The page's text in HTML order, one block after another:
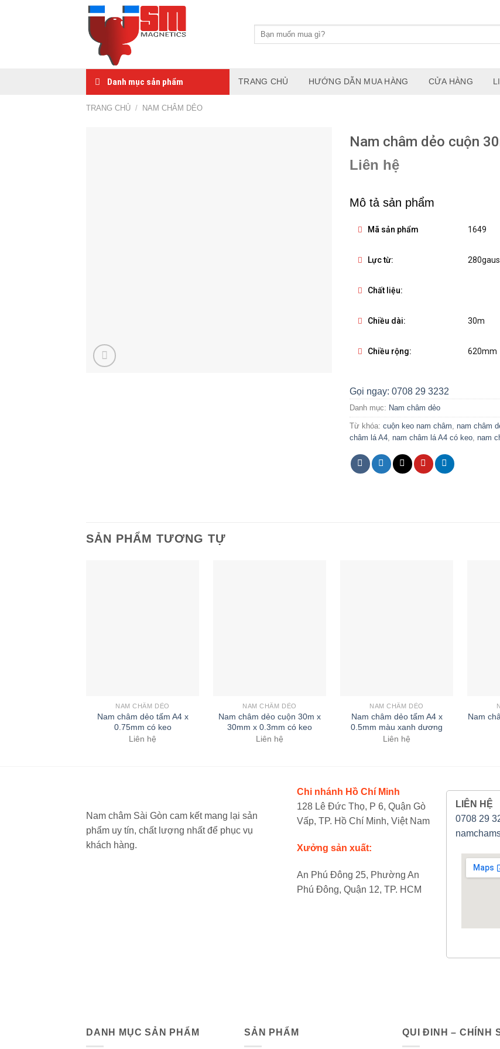
Danh mục sản phẩm TRANG CHỦ HƯỚNG DẪN MUA HÀNG CỬA HÀNG
TRANG CHỦ / NAM CHÂM DẺO
Nam châm dẻo cuộn
Liên hệ
Mô tả sản phẩm
Mã sản phẩm 1649
Lực từ:
Chất liệu:
Chiều dài: 30m
Chiều rộng: 620mm
Gọi ngay: 0708 29 3232
Danh mục: Nam châm dẻo
Từ khóa: cuộn keo nam châm, nam châm
châm lá A4, nam châm lá A4 có keo, nam
SẢN PHẨM TƯƠNG TỰ
NAM CHÂM DẺO
Nam châm dẻo tấm A4 x
0.75mm có keo
Liên hệ
NAM CHÂM DẺO
Nam châm dẻo cuộn 30m x
30mm x 0.3mm có keo
Liên hệ
NAM CHÂM DẺO
Nam châm dẻo tấm A4 x
0.5mm màu xanh dương
Liên hệ
Nam
Nam châm Sài Gòn cam kết mang lại sản
phẩm uy tín, chất lượng nhất để phục vụ
khách hàng.
Chi nhánh Hồ Chí Minh
128 Lê Đức Thọ, P 6, Quận Gò
Vấp, TP. Hồ Chí Minh, Việt Nam
Xưởng sản xuất:
An Phú Đông 25, Phường An
Phú Đông, Quận 12, TP. HCM
LIÊN HỆ
0708 29
DANH MỤC SẢN PHẨM SẢN PHẨM QUI ĐINH – CHÍNH